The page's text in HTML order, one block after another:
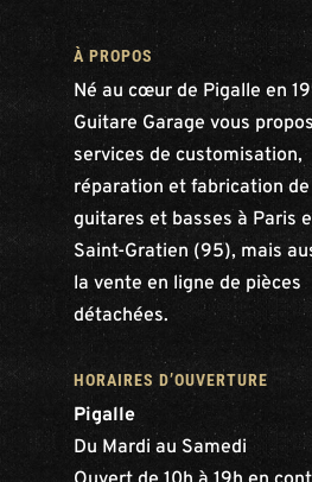
À PROPOS
Né au cœur de Pigalle en
Guitare Garage vous
services de customisation,
réparation et fabrication de
guitares et basses à Paris
Saint-Gratien (95), mais
la vente en ligne de pièces
détachées.
HORAIRES D’OUVERTURE
Pigalle
Du Mardi au Samedi